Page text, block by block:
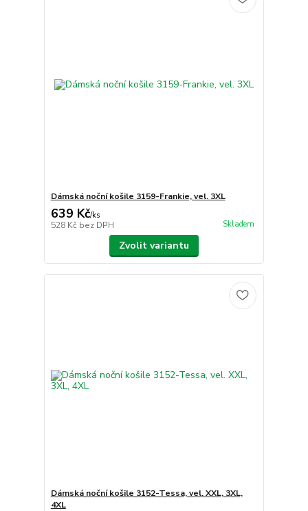
Dámská noční košile 3159-Frankie, vel. 3XL
639 Kč/ks
528 Kč bez DPH Skladem
Zvolit variantu
Dámská noční košile 3152-Tessa, vel. XXL, 3XL,
4XL